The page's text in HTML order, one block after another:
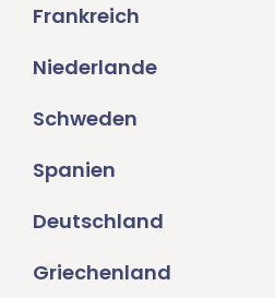
Frankreich
Niederlande
Schweden
Spanien
Deutschland
Griechenland